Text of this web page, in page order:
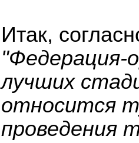
Итак,
"Федерация-
лучших
относится
проведения